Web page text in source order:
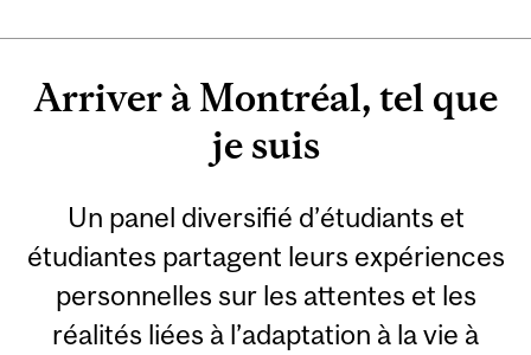
Arriver à Montréal, tel que
je suis
Un panel diversifié d’étudiants et
étudiantes partagent leurs expériences
personnelles sur les attentes et les
réalités liées à l’adaptation à la vie à